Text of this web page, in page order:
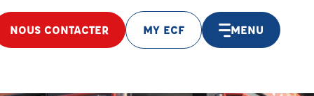
NOUS CONTACTER MY ECF MENU